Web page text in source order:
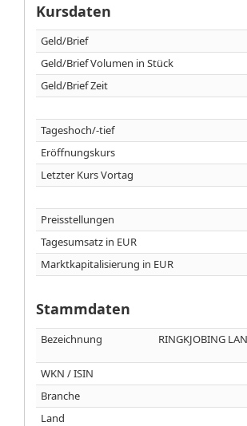
Kursdaten
Geld/Brief
Geld/Brief Volumen in Stück
Geld/Brief Zeit
Tageshoch/-tief
Eröffnungskurs
Letzter Kurs Vortag
Preisstellungen
Tagesumsatz in EUR
Marktkapitalisierung in EUR
Stammdaten
Bezeichnung RINGKJOBING
WKN / ISIN
Branche
Land